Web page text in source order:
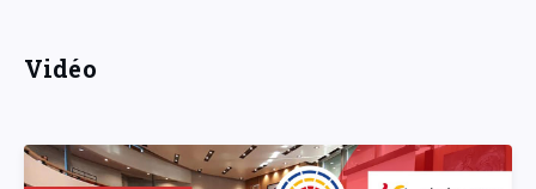
Vidéo